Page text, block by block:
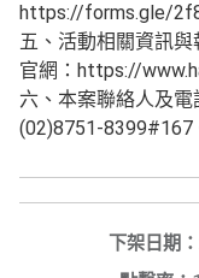
https://forms.gle/
五、活動相關資訊
官網：https://
六、本案聯絡人及電
(02)8751-8399#167
下架日期：